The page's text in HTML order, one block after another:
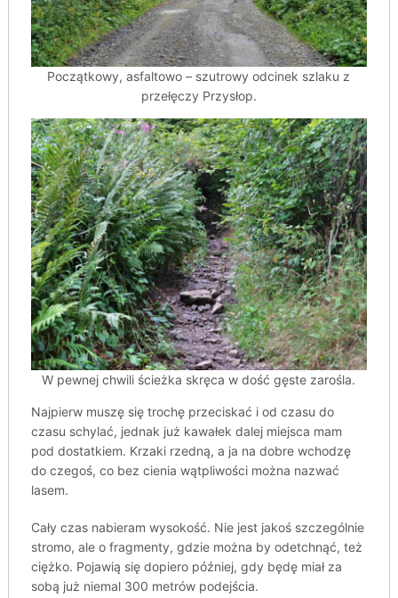
Początkowy, asfaltowo – szutrowy odcinek szlaku z
przełęczy Przysłop.
W pewnej chwili ścieżka skręca w dość gęste zarośla.
Najpierw muszę się trochę przeciskać i od czasu do
czasu schylać, jednak już kawałek dalej miejsca mam
pod dostatkiem. Krzaki rzedną, a ja na dobre wchodzę
do czegoś, co bez cienia wątpliwości można nazwać
lasem.
Cały czas nabieram wysokość. Nie jest jakoś szczególnie
stromo, ale o fragmenty, gdzie można by odetchnąć, też
ciężko. Pojawią się dopiero później, gdy będę miał za
sobą już niemal 300 metrów podejścia.